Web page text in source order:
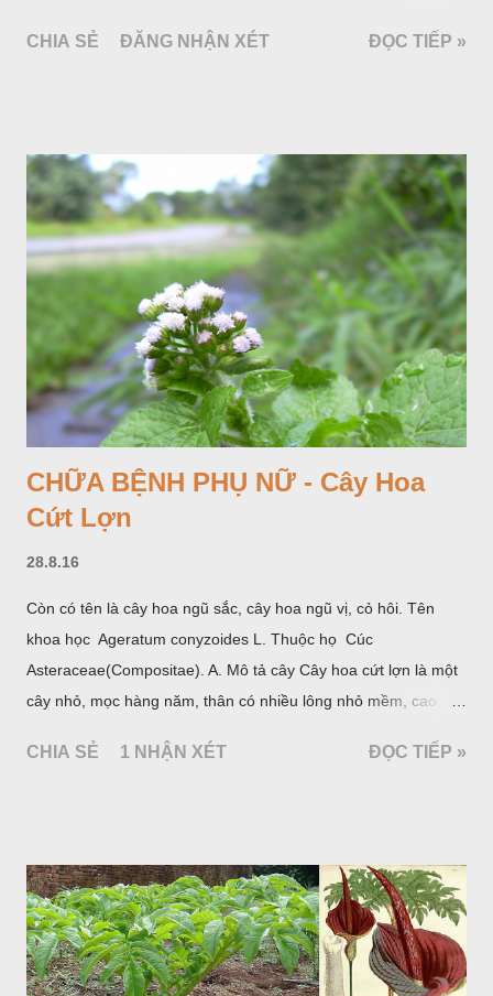
Araceae. Còn cây vạn niên thanh giới thiệu ở đây thuộc họ
CHIA SẺ ĐĂNG NHẬN XÉT ĐỌC TIẾP »
CHỮA BỆNH PHỤ NỮ - Cây Hoa
Cứt Lợn
28.8.16
Còn có tên là cây hoa ngũ sắc, cây hoa ngũ vị, cỏ hôi. Tên
khoa học Ageratum conyzoides L. Thuộc họ Cúc
Asteraceae(Compositae). A. Mô tả cây Cây hoa cứt lợn là một
cây nhỏ, mọc hàng năm, thân có nhiều lông nhỏ mềm, cao
đối hình trứng hay 3 cạnh, dài 2-6cm, rộng 1-3cm, mép có
CHIA SẺ 1 NHẬN XÉT ĐỌC TIẾP »